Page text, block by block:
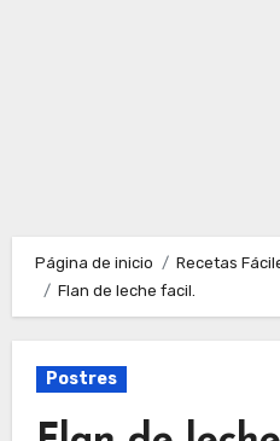
Página de inicio Recetas
Flan de leche facil.
Postres